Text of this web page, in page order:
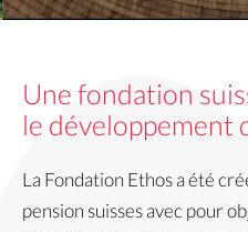
Une fondation
le développement
La Fondation Ethos a été
pension suisses avec pour